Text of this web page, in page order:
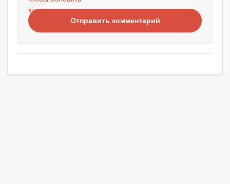
Отправить комментарий